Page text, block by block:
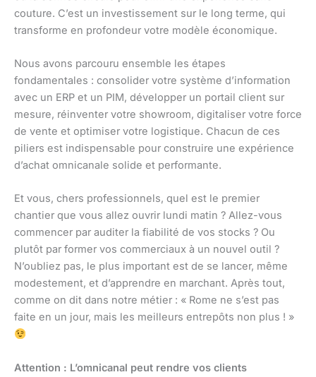
couture. C’est un investissement sur le long terme, qui
transforme en profondeur votre modèle économique.
Nous avons parcouru ensemble les étapes
fondamentales : consolider votre système d’information
avec un ERP et un PIM, développer un portail client sur
mesure, réinventer votre showroom, digitaliser votre force
de vente et optimiser votre logistique. Chacun de ces
piliers est indispensable pour construire une expérience
d’achat omnicanale solide et performante.
Et vous, chers professionnels, quel est le premier
chantier que vous allez ouvrir lundi matin ? Allez-vous
commencer par auditer la fiabilité de vos stocks ? Ou
plutôt par former vos commerciaux à un nouvel outil ?
N’oubliez pas, le plus important est de se lancer, même
modestement, et d’apprendre en marchant. Après tout,
comme on dit dans notre métier : « Rome ne s’est pas
faite en un jour, mais les meilleurs entrepôts non plus ! »
Attention : L’omnicanal peut rendre vos clients